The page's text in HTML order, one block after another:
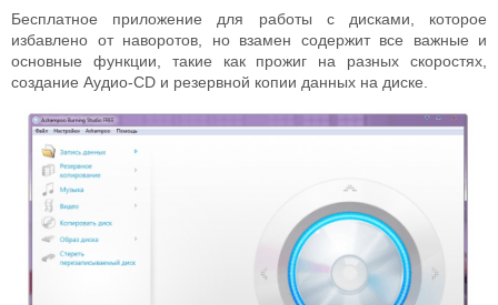
Бесплатное приложение для работы с дисками, которое
избавлено от наворотов, но взамен содержит все важные и
основные функции, такие как прожиг на разных скоростях,
создание Аудио-CD и резервной копии данных на диске.